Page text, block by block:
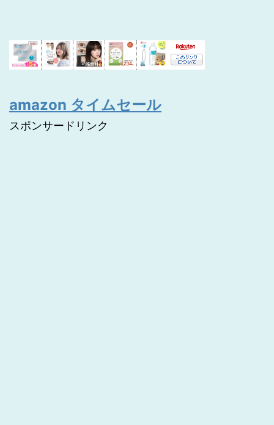
amazon タイムセール
スポンサードリンク